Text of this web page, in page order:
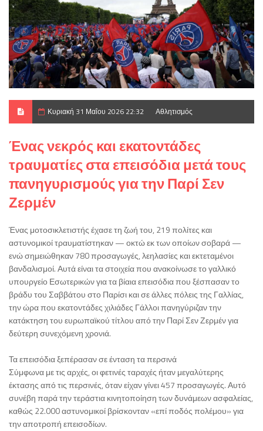
Κυριακή 31 Μαΐου 2026 22:32 Αθλητισμός
Ένας νεκρός και εκατοντάδες
τραυματίες στα επεισόδια μετά τους
πανηγυρισμούς για την Παρί Σεν
Ζερμέν
Ένας μοτοσικλετιστής έχασε τη ζωή του, 219 πολίτες και
αστυνομικοί τραυματίστηκαν — οκτώ εκ των οποίων σοβαρά —
ενώ σημειώθηκαν 780 προσαγωγές, λεηλασίες και εκτεταμένοι
βανδαλισμοί. Αυτά είναι τα στοιχεία που ανακοίνωσε το γαλλικό
υπουργείο Εσωτερικών για τα βίαια επεισόδια που ξέσπασαν το
βράδυ του Σαββάτου στο Παρίσι και σε άλλες πόλεις της Γαλλίας,
την ώρα που εκατοντάδες χιλιάδες Γάλλοι πανηγύριζαν την
κατάκτηση του ευρωπαϊκού τίτλου από την Παρί Σεν Ζερμέν για
δεύτερη συνεχόμενη χρονιά.
Τα επεισόδια ξεπέρασαν σε ένταση τα περσινά
Σύμφωνα με τις αρχές, οι φετινές ταραχές ήταν μεγαλύτερης
έκτασης από τις περσινές, όταν είχαν γίνει 457 προσαγωγές. Αυτό
συνέβη παρά την τεράστια κινητοποίηση των δυνάμεων ασφαλείας,
καθώς 22.000 αστυνομικοί βρίσκονταν «επί ποδός πολέμου» για
την αποτροπή επεισοδίων.